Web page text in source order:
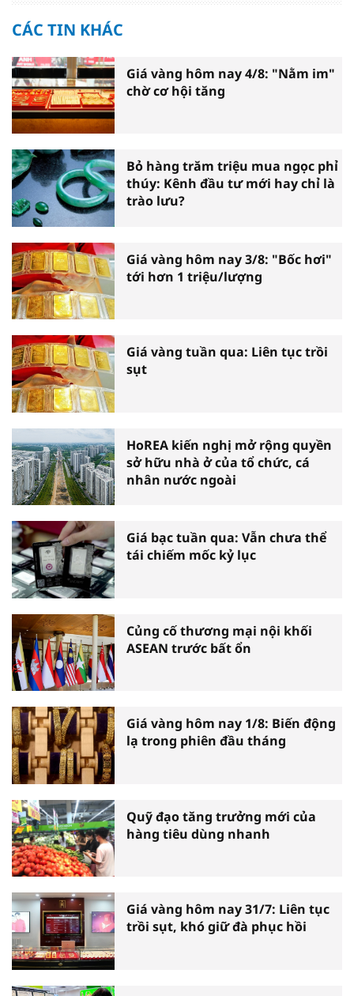
CÁC TIN KHÁC
Giá vàng hôm nay 4/8: "Nằm im"
chờ cơ hội tăng
Bỏ hàng trăm triệu mua ngọc phỉ
thúy: Kênh đầu tư mới hay chỉ là
trào lưu?
Giá vàng hôm nay 3/8: "Bốc hơi"
tới hơn 1 triệu/lượng
Giá vàng tuần qua: Liên tục trồi
sụt
HoREA kiến nghị mở rộng quyền
sở hữu nhà ở của tổ chức, cá
nhân nước ngoài
Giá bạc tuần qua: Vẫn chưa thể
tái chiếm mốc kỷ lục
Củng cố thương mại nội khối
ASEAN trước bất ổn
Giá vàng hôm nay 1/8: Biến động
lạ trong phiên đầu tháng
Quỹ đạo tăng trưởng mới của
hàng tiêu dùng nhanh
Giá vàng hôm nay 31/7: Liên tục
trồi sụt, khó giữ đà phục hồi